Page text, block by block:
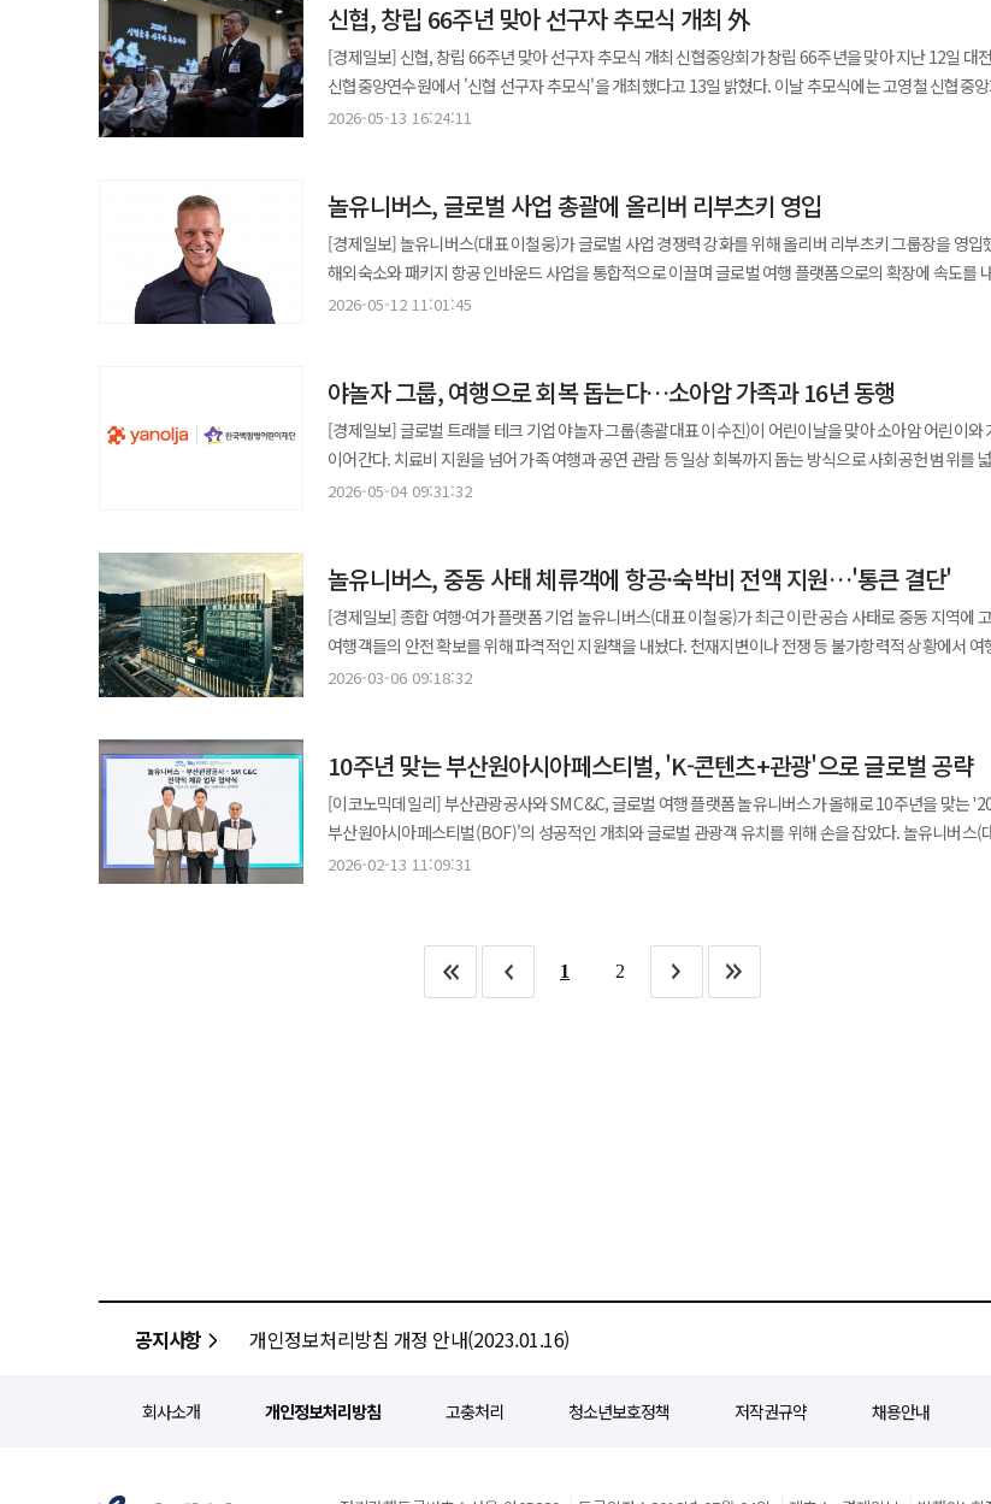
플랫폼을 넘어 한국의 여행과 문화 소비를 연결하는 관문이 되겠다는 구상이다. 통합을 기념한 고객 프로모션도
진행된다. 놀유니버스는 오는 15일부터 8월 17일까지 9주간 해외·국내 여행과 티켓 특가 상품을 할인과
제공한다. 기존 NOL 인터파크투어와 NOL 티켓 회원의 NOL 전환을 유도하고 통합 초기 이용 경험을 높이
하나의 연결된 여정”이라며 “이번 통합은 글로벌 AI 트래블 에이전시로 진화하기 위한 담대한 첫걸음”이
플랫폼 통합의 성패는 이름을 하나로 바꾸는 데서 결정되지 않는다. 고객이 여행을 떠올리는 순간부터 돌
여정을 계획할 때까지 NOL 안에서 이유 있는 연결을 경험해야 한다. 놀유니버스의 승부수는 여행 예약의
여가와 문화의 시간을 누가 설계하느냐의 경쟁으로 옮겨가고 있다.
체험 콘텐츠 시장도 지속 성장하고 있다. 이번 제주 전시 역시 단순 전시 사업을 넘어 관광과 콘텐츠 소비를 결합한
'체류형 IP 비즈니스'로 분석된다. 제주 자연환경과 지브리 작품 특유의 자연주의 감성이 맞물리며 국내외
동시에 겨냥할 것으로 전망된다. 놀유니버스는 단순 티켓 판매 플랫폼을 넘어 콘텐츠와 여행을 연결하는 사업 전략
강화에 나서고 있다. 최근 여행 플랫폼 업계는 공연·전시·스포츠·팬덤 콘텐츠까지 영역을 확대하며 체험형
10일까지 판매되는 3차 얼리버드는 10% 할인 가격으로 운영될 계획이다. 백새미 놀유니버스 엔터사업그룹장은
"제주의 자연과 스튜디오 지브리의 철학이 만나는 이번 전시는 올여름 제주를 방문하는 여행객들에게 잊
선사할 것"이라며 "단독 얼리버드 혜택을 통해 보다 합리적인 가격으로 지브리의 세계를 가장 먼저 경험
국내 플랫폼 시장에서는 단순 예약 서비스 경쟁을 넘어 이용자 취향과 소비 패턴을 기반으로 콘텐츠 탐색
최적화하는 초개인화 경쟁이 빠르게 확대되고 있다. 특히 여행과 공연, 전시, 스포츠 관람 등 여가 소비가
플랫폼 간 서비스 경계도 빠르게 허물어지고 있는 것으로 분석된다. 이에 놀유니버스는 기존 숙박·레저 중심 구조에서
벗어나 여행과 문화 콘텐츠 전반을 연결하는 통합 플랫폼 전략을 강화하고 있다. 이용자가 하나의 앱 안에
예약부터 공연 예매, 할인 혜택 탐색까지 모두 해결할 수 있도록 사용자 경험 통합에 나선 것이다. 이번 개편에서 가장 큰
직관적으로 탐색할 수 있도록 설계됐다. 플랫폼 내 개인화 기능도 강화됐다. NOL은 검색창 추천 문구와 프로모션 배너
등에 개인화 추천 기능을 적용해 이용자의 관심사와 이용 패턴 기반 맞춤형 콘텐츠 노출을 확대했다. 기
카테고리별로 분산됐던 할인·프로모션 정보 역시 혜택 탭과 특가 탭으로 통합했다. 특히 고객 반응도가 높
개인화 위젯을 메인 화면에 배치해 할인 정보 접근성을 높였다. 놀유니버스는 향후 여가 전문성과 빅데이터 분석 역량을
경쟁을 넘어 AI 기반 개인화 추천과 콘텐츠 큐레이션 경쟁 중심으로 빠르게 재편되고 있는 것으로 분석된
사업자들이 이용자 데이터를 기반으로 체류 시간과 재방문율을 높이는 전략에 집중하면서 초개인화 기
경쟁력으로 떠오르고 있는 것이다. 특히 여행과 문화 소비가 일상형 콘텐츠로 자리 잡으면서 플랫폼 간 영역 확장 경쟁도
맞췄다"며 "앞으로도 개인화 기술과 서비스 연결성을 강화해 고객 일상 속 모든 즐거움을 아우르는 사용자
제공해 나갈 계획"이라고 말했다.
신협, 창립 66주년 맞아 선구자 추모식 개최 外
[경제일보] 신협, 창립 66주년 맞아 선구자 추모식 개최 신협중앙회가 창립 66주년을 맞아 지난 12일 대전
신협중앙연수원에서 '신협 선구자 추모식'을 개최했다고 13일 밝혔다. 이날 추모식에는 고영철 신협중앙회장을 비롯한
전국 신협 임직원 220명이 참석했다. 참석자들은 한국 신협운동의 초석을 다진 고 메리 가브리엘라 수녀와
신협운동은 메리 가브리엘라 수녀가 지난 1960년 부산에 성가신협을 설립하면서 시작됐다. 장대익 루도
같은 해 6월 국내 두 번째 신협인 서울 가톨릭중앙신협을 설립했다. 이번 추모식에서는 가톨릭 성직자와 수도자
신분으로 신협운동에 헌신한 선구자를 기리기 위한 추모미사도 함께 진행됐다. 고영철 신협중앙회장은 "최근
금융환경의 불확실성과 구조적 변화 속에서도 규모나 속도보다 '신협다움'의 본질에 더욱 집중해야 한다"
사람 한 사람의 삶을 지키고 지역사회와 함께 성장해 나갈 때 신협은 어떠한 환경 속에서도 흔들리지 않는
'KB국민행복 성장 프로젝트'의 일환으로 문화산업 영위 기업의 지속가능한 성장을 지원하기 위해 마련됐
KB국민은행은 신용보증기금에 10억원을 특별출연해 200억원 규모의 보증서 담보대출을 지원한다.
한국콘텐츠진흥원은 콘텐츠 가치평가를 통해 우수 콘텐츠 기업을 발굴하고 추천하는 역할을 맡는다. 지원 대상은
신용보증기금의 문화산업 완성보증과 문화산업 특화보증 대상기업 등이다. 콘텐츠를 기획·제작·사업화하
경쟁 속에서 K-콘텐츠 기업이 지속가능한 경쟁력을 갖추는데 실질적인 도움이 되길 바란다"며 "앞으로도
생태계 발전을 위한 생산적 금융을 확대해 나가겠다"고 말했다. 우리은행, 외국인 관광객 전용 '놀 월드 카드' 출시
우리은행이 놀유니버스, 코나아이와 함께 선보인 외국인 관광객 전용 선불카드 '놀 월드 카드'의 인천공항
자동입출금기(ATM) 등에서 환전과 충전, 출금이 가능하다. 또한 외국인 관광객의 소비 패턴을 반영해 올리브영, 무신사,
GS25 등 생활·쇼핑 브랜드 제휴 혜택을 제공한다. 카드 출시 기념 프로모션으로 일정 금액 이상 환전 고객
뷰티 웰컴 키트를 증정한다. 우리은행 관계자는 "이번 '놀 월드 카드' 현장 교부는 외국인 관광객 대상 '관광금융'
서비스의 본격적인 출발점"이라며 "앞으로도 제휴처 확대와 기능 고도화를 통해 외국인 고객의 금융 편
한국 방문 경험 전반의 만족도를 높여 나가겠다"고 말했다.
2026-05-13 16:24:11
놀유니버스, 글로벌 사업 총괄에 올리버 리부츠키 영입
[경제일보] 놀유니버스(대표 이철웅)가 글로벌 사업 경쟁력 강화를 위해 올리버 리부츠키 그룹장을 영입
해외숙소와 패키지 항공 인바운드 사업을 통합적으로 이끌며 글로벌 여행 플랫폼으로의 확장에 속도를
전략이다. 놀유니버스는 12일 글로벌 사업 총괄로 올리버 리부츠키 그룹장을 선임했다고 밝혔다. 리부츠키 그룹장은
늘고 있는 점에 주목하고 있다. 리부츠키 그룹장은 글로벌 여행객을 국내로 유입시키고 차별화된 한국 여
제공하기 위한 사업 전략과 해외 사업망 확대를 추진한다. 리부츠키 그룹장은 아고다 창업 초기 구성원으로 합류해
동남아시아 중동 아프리카 인도 등 20개국 이상에서 사업 개발을 총괄했다. 아고다에서는 상품 조달과 공
담당하는 AVP를 맡았다. 특히 아고다 재직 당시 직계약 체계를 구축해 7년 만에 아시아·태평양 지역에서 15만개 이상의
직계약 인벤토리를 확보했다. 온라인 여행 플랫폼의 핵심 경쟁력인 숙소 공급망 확대와 현지 시장 개척에
공급과 예약 프로세스 전 과정의 디지털화와 AI 전환을 추진했다. 호퍼에서는 아시아·태평양 지역 상품 공
VP를 맡았다. 이번 영입은 놀유니버스가 국내 중심 사업에서 글로벌 확장 단계로 이동하고 있음을 보여준다. 여행
플랫폼 사업은 숙소 항공 투어 액티비티 패키지 등 여러 상품을 얼마나 정교하게 연결하느냐가 경쟁력으
사업을 따로 키우는 방식보다 고객 여정 전체를 묶어 운영하는 전략이 중요해지고 있다. 인바운드 사업 확대도 주목된다.
K팝 드라마 음식 뷰티 등 K콘텐츠에 대한 관심이 여행 수요로 이어지면서 한국 여행 상품의 글로벌 판매 가
글로벌 OTA와 트래블테크 기업에서 쌓은 공급망 운영 경험을 국내외 여행 상품 통합과 인바운드 성장 전
접목하려는 것이다. 올리버 리부츠키 놀유니버스 그룹장은 “한국을 넘어 글로벌 시장에서 영향력을 빠르게 확대하고
있는 놀유니버스에 합류하게 돼 기쁘다”며 “놀유니버스의 글로벌 사업을 혁신하는 과정에 함께해 전 세
2026-05-12 11:01:45
야놀자 그룹, 여행으로 회복 돕는다…소아암 가족과 16년 동행
[경제일보] 글로벌 트래블 테크 기업 야놀자 그룹(총괄대표 이수진)이 어린이날을 맞아 소아암 어린이와
이어간다. 치료비 지원을 넘어 가족 여행과 공연 관람 등 일상 회복까지 돕는 방식으로 사회공헌 범위를
야놀자와 놀유니버스는 한국백혈병어린이재단에 1억원 상당의 기부금과 물품을 전달했다고 4일 밝혔다.
누적 기부액은 약14억원이다. 기존 후원은 치료비에 그치지 않고 어린이 쉼터 조성 학습 기회 제공 가족 관
지원 등으로 확대돼 왔다. 2025년 기준 누적 지원 규모는 약13억원이었고 올해 후원으로 약14억원 수준
이번 후원은 글로벌 트래블 테크 기업이라는 정체성과도 맞닿아 있다. 야놀자는 여행과 여가 경험을 사업
만큼 환아 가족에게 여행과 공연 관람 기회를 제공하는 방식으로 기업 역량을 사회공헌에 연결하고 있다.
브랜드 정체성이 반영된 참여형 지원이라는 점이 특징이다. 국내외 기업 사회공헌 흐름도 치료비 중심에서 가족 돌봄과
해외에서도 병원 이동 교통비와 숙박비 생활비를 지원하는 프로그램이 늘고 있다. 야놀자의 가족 여행비
흐름과 맞물린다. 향후 관건은 단발성 기부를 넘어선 구조적 지원 체계 구축이다. 환아 치료 단계별로 필요한 의료비
이동 숙박 정서 회복 프로그램을 통합 지원하는 방식으로 발전할 경우 실질적 효과가 커질 수 있다. 야놀자
숙박 여행 공연 플랫폼과 데이터 역량을 활용하면 치료 이후 회복 여행과 문화체험 지역 연계 프로그램
모델도 가능하다는 평가다. 업계는 이번 후원을 ESG 경영과 브랜드 신뢰도 강화의 접점으로 본다. 여행 플랫폼 경쟁이
사회공헌 모델이 성공적으로 정착할 경우 여행 산업 전반으로 확산될 수 있다는 기대도 제기된다. 이수진 야놀자 그룹
총괄대표는 “어린이날을 맞아 아이들이 가족과 함께 따뜻한 시간을 보내길 바라는 마음으로 후원을 이어
2026-05-04 09:31:32
놀유니버스, 중동 사태 체류객에 항공·숙박비 전액 지원…'통큰 결단'
[경제일보] 종합 여행·여가 플랫폼 기업 놀유니버스(대표 이철웅)가 최근 이란 공습 사태로 중동 지역에
여행객들의 안전 확보를 위해 파격적인 지원책을 내놨다. 천재지변이나 전쟁 등 불가항력적 상황에서 여
전액을 부담하는 것은 이례적인 조치로 향후 여행 업계의 위기 관리 기준을 한 단계 높였다는 평가가 나온다. 6
하늘길이 막히면서 발생했다. 지난달 28일 기준 두바이 등 중동 지역에 체류 중이던 놀유니버스 고객은
달했으나 회사의 기민한 대응으로 5일 기준 60여명으로 줄었다. 잔류 인원 역시 대체 항공편을 확보해 오
귀국할 예정이다. 놀유니버스는 사태 직후 비상 대응 체계를 가동, 현지 랜드사 및 파트너사와 협력해 고객들의 안전을
확보하고 숙박 연장 조치를 취했다. 통상적으로 전쟁이나 천재지변으로 인한 일정 변경 시 발생하는 비용
부담이거나 여행사와 분담하는 경우가 많다. 그러나 놀유니버스는 '고객 안전 최우선' 원칙에 따라 비용 전
위한 전략적 포석으로 보고 있다. 최근 글로벌 지정학적 리스크가 일상화되면서 여행객들은 단순한 가격 경쟁력보다
위기 상황에서의 대처 능력을 여행사 선택의 중요 기준으로 삼고 있다. 놀유니버스의 이번 선제적 대응은 '
2026-03-06 09:18:32
10주년 맞는 부산원아시아페스티벌, 'K-콘텐츠+관광'으로 글로벌 공략
[이코노믹데일리] 부산관광공사와 SM C&C, 글로벌 여행 플랫폼 놀유니버스가 올해로 10주년을 맞는
부산원아시아페스티벌(BOF)'의 성공적인 개최와 글로벌 관광객 유치를 위해 손을 잡았다. 놀유니버스(대표 이철웅)는
지난 12일 경기도 성남시 제2판교테크노밸리 10X타워에서 부산관광공사, SM C&C와 '2026 BOF 관광객
전문성을 결합해 BOF를 글로벌 축제로 도약시킨다는 계획이다. 놀유니버스는 BOF의 공식 스폰서로 참
플랫폼을 통한 공식 티켓 판매와 유통을 전담한다. 특히 외국인 관광객 유치를 위해 부산의 주요 관광 상품
'비짓부산패스' 등과 연계한 결합 패키지 상품을 기획해 선보일 예정이다. 부산관광공사는 국내외 홍보 마케팅과 관광객
2026-02-13 11:09:31
1 2
공지사항 개인정보처리방침 개정 안내(2023.01.16)
회사소개 개인정보처리방침 고충처리 청소년보호정책 저작권규약 채용안내